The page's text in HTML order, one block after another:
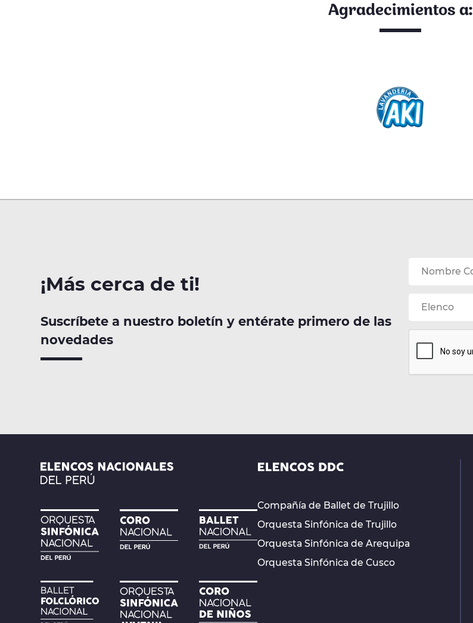
Agradecimientos a:
¡Más cerca de ti!
Suscríbete a nuestro boletín y entérate primero de las
novedades
Compañía de Ballet de Trujillo
Orquesta Sinfónica de Trujillo
Orquesta Sinfónica de Arequipa
Orquesta Sinfónica de Cusco